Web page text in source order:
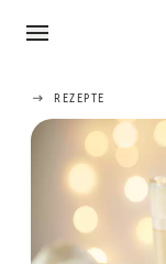
REZEPTE